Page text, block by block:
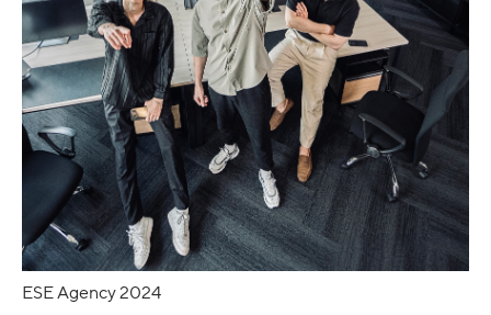
ESE Agency 2024